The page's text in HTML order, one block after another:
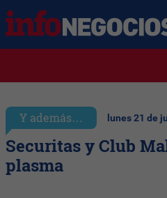
Y además… lunes 21 de
Securitas y Club
plasma